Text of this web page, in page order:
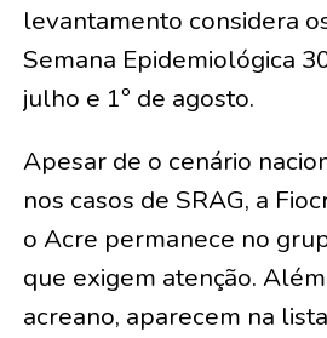
levantamento considera
Semana Epidemiológica
julho e 1º de agosto.
Apesar de o cenário
nos casos de SRAG, a
o Acre permanece no
que exigem atenção.
acreano, aparecem na